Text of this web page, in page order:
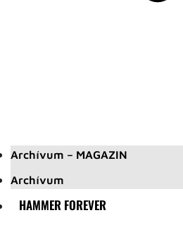
Archívum – MAGAZIN
Archívum
HAMMER FOREVER